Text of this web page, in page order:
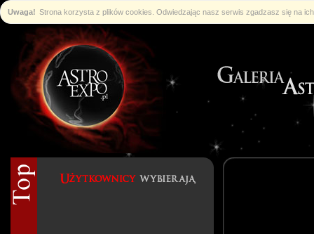
Uwaga! Strona korzysta z plików cookies. Odwiedzając nasz serwis zgadzasz się na